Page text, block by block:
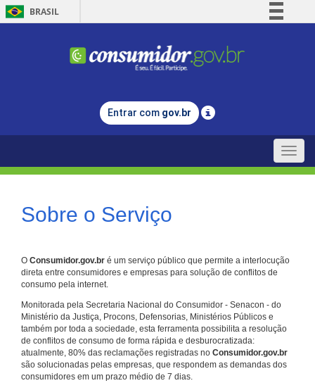
BRASIL
Comunica BR
Legislação
Entrar com gov.br
Toggle
Sobre o Serviço
O Consumidor.gov.br é um serviço público que permite a interlocução
direta entre consumidores e empresas para solução de conflitos de
consumo pela internet.
Monitorada pela Secretaria Nacional do Consumidor - Senacon - do
Ministério da Justiça, Procons, Defensorias, Ministérios Públicos e
também por toda a sociedade, esta ferramenta possibilita a resolução
de conflitos de consumo de forma rápida e desburocratizada:
atualmente, 80% das reclamações registradas no Consumidor.gov.br
são solucionadas pelas empresas, que respondem as demandas dos
consumidores em um prazo médio de 7 dias.